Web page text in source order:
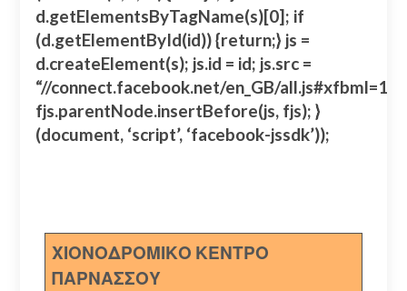
d.getElementsByTagName(s)[0]; if
(d.getElementById(id)) {return;} js =
d.createElement(s); js.id = id; js.src =
“//connect.facebook.net/en_GB/
fjs.parentNode.insertBefore(js, fjs); }
(document, ‘script’, ‘facebook-jssdk’));
ΧΙΟΝΟΔΡΟΜΙΚΟ ΚΕΝΤΡΟ
ΠΑΡΝΑΣΣΟΥ